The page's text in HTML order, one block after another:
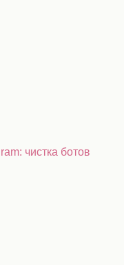
чистка ботов